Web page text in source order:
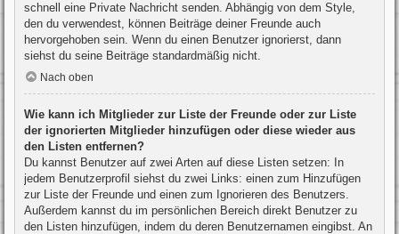
schnell eine Private Nachricht senden. Abhängig von dem Style,
den du verwendest, können Beiträge deiner Freunde auch
hervorgehoben sein. Wenn du einen Benutzer ignorierst, dann
siehst du seine Beiträge standardmäßig nicht.
Nach oben
Wie kann ich Mitglieder zur Liste der Freunde oder zur Liste
der ignorierten Mitglieder hinzufügen oder diese wieder aus
den Listen entfernen?
Du kannst Benutzer auf zwei Arten auf diese Listen setzen: In
jedem Benutzerprofil siehst du zwei Links: einen zum Hinzufügen
zur Liste der Freunde und einen zum Ignorieren des Benutzers.
Außerdem kannst du im persönlichen Bereich direkt Benutzer zu
den Listen hinzufügen, indem du deren Benutzernamen eingibst. An